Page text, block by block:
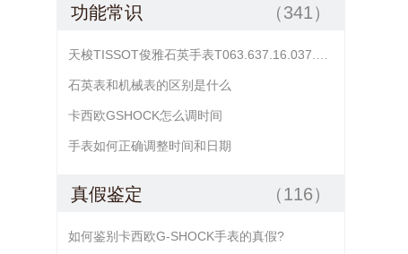
功能常识 （341）
石英表和机械表的区别是什么
卡西欧GSHOCK怎么调时间
手表如何正确调整时间和日期
真假鉴定 （116）
如何鉴别卡西欧G-SHOCK手表的真假?